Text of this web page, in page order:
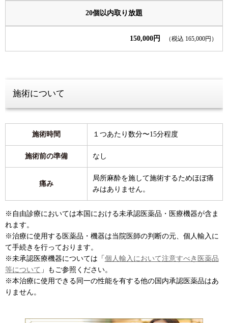
20個以内取り放題
150,000円 （税込 165,000円）
施術について
施術時間 １つあたり数分〜15分程度
施術前の準備 なし
痛み
局所麻酔を施して施術するためほぼ痛
みはありません。
※自由診療においては本国における未承認医薬品・医療機器が含ま
れます。
※治療に使用する医薬品・機器は当院医師の判断の元、個人輸入に
て手続きを行っております。
※未承認医療機器については「個人輸入において注意すべき医薬品
等について 」もご参照ください。
※本治療に使用できる同一の性能を有する他の国内承認医薬品はあ
りません。